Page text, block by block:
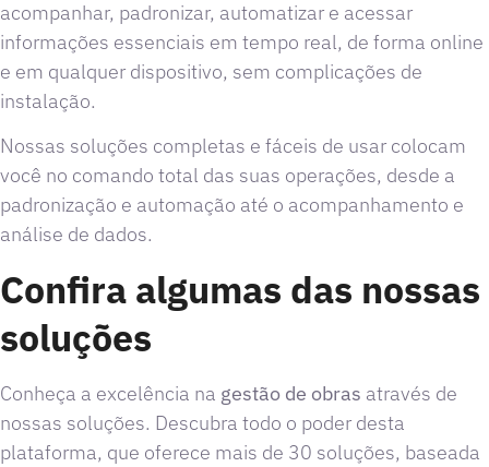
acompanhar, padronizar, automatizar e acessar
informações essenciais em tempo real, de forma online
e em qualquer dispositivo, sem complicações de
instalação.
Nossas soluções completas e fáceis de usar colocam
você no comando total das suas operações, desde a
padronização e automação até o acompanhamento e
análise de dados.
Confira algumas das nossas
soluções
Conheça a excelência na gestão de obras através de
nossas soluções. Descubra todo o poder desta
plataforma, que oferece mais de 30 soluções, baseada